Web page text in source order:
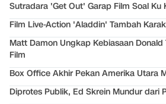
Sutradara 'Get Out' Garap Film Soal Ku
Film Live-Action 'Aladdin' Tambah
Matt Damon Ungkap Kebiasaan
Film
Box Office Akhir Pekan Amerika Utara
Diprotes Publik, Ed Skrein Mundur dari